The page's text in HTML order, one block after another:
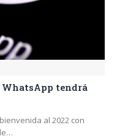
WhatsApp tendrá
al 2022 con